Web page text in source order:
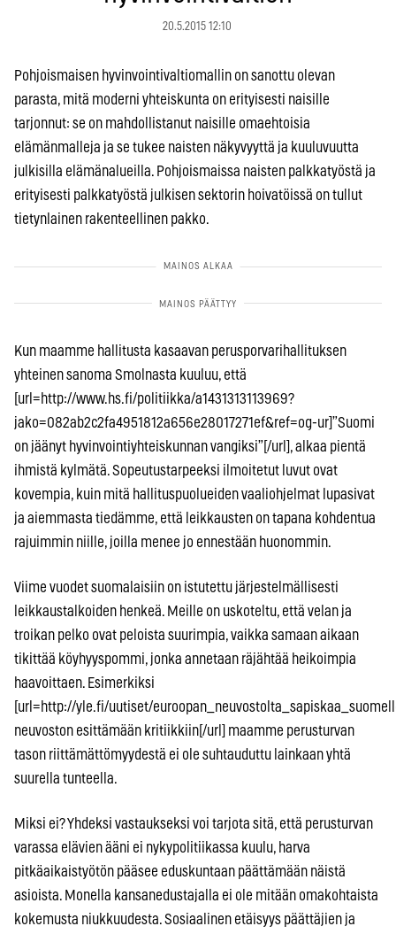
20.5.2015 12:10
Pohjoismaisen hyvinvointivaltiomallin on sanottu olevan
parasta, mitä moderni yhteiskunta on erityisesti naisille
tarjonnut: se on mahdollistanut naisille omaehtoisia
elämänmalleja ja se tukee naisten näkyvyyttä ja kuuluvuutta
julkisilla elämänalueilla. Pohjoismaissa naisten palkkatyöstä ja
erityisesti palkkatyöstä julkisen sektorin hoivatöissä on tullut
tietynlainen rakenteellinen pakko.
Kun maamme hallitusta kasaavan perusporvarihallituksen
yhteinen sanoma Smolnasta kuuluu, että
[url=http://www.hs.fi/politiikka/a1431313113969?
jako=082ab2c2fa4951812a656e28017271ef&ref=og-ur]”Suomi
on jäänyt hyvinvointi­yhteiskunnan vangiksi”[/url], alkaa pientä
ihmistä kylmätä. Sopeutustarpeeksi ilmoitetut luvut ovat
kovempia, kuin mitä hallituspuolueiden vaaliohjelmat lupasivat
ja aiemmasta tiedämme, että leikkausten on tapana kohdentua
rajuimmin niille, joilla menee jo ennestään huonommin.
Viime vuodet suomalaisiin on istutettu järjestelmällisesti
leikkaustalkoiden henkeä. Meille on uskoteltu, että velan ja
troikan pelko ovat peloista suurimpia, vaikka samaan aikaan
tikittää köyhyyspommi, jonka annetaan räjähtää heikoimpia
haavoittaen. Esimerkiksi
[url=http://yle.fi/uutiset/
neuvoston esittämään kritiikkiin[/url] maamme perusturvan
tason riittämättömyydestä ei ole suhtauduttu lainkaan yhtä
suurella tunteella.
Miksi ei? Yhdeksi vastaukseksi voi tarjota sitä, että perusturvan
varassa elävien ääni ei nykypolitiikassa kuulu, harva
pitkäaikaistyötön pääsee eduskuntaan päättämään näistä
asioista. Monella kansanedustajalla ei ole mitään omakohtaista
kokemusta niukkuudesta. Sosiaalinen etäisyys päättäjien ja